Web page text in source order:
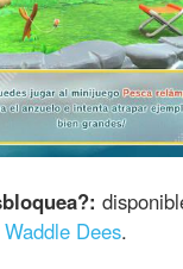
Waddle Dees.